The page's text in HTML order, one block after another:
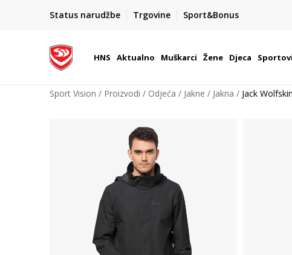
Status narudžbe Trgovine Sport&Bonus
BOX NOW
Dostava 1,50 €
| Više od 800 paketomata u Hrvatskoj
HNS Aktualno Muškarci Žene Djeca Sportovi
Sport Vision Proizvodi Odjeća Jakne Jakna Jack